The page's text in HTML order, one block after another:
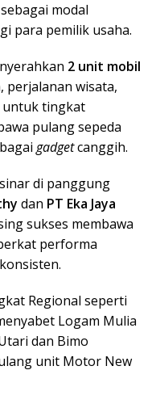
modal
para pemilik usaha.
2 unit mobil
perjalanan wisata,
untuk tingkat
pulang sepeda
gadgetcanggih.
di panggung
dan PT Eka Jaya
sukses membawa
performa
Regional seperti
Logam Mulia
dan Bimo
unit Motor New